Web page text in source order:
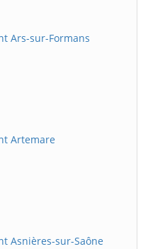
Ars-sur-Formans
Artemare
Asnières-sur-Saône